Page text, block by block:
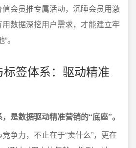
会员推专属活动，沉睡会员用激
数据深挖用户需求，才能建立牢
。
签体系：驱动精准
是数据驱动精准营销的“底座”。
争力，不止在于“卖什么”，更在